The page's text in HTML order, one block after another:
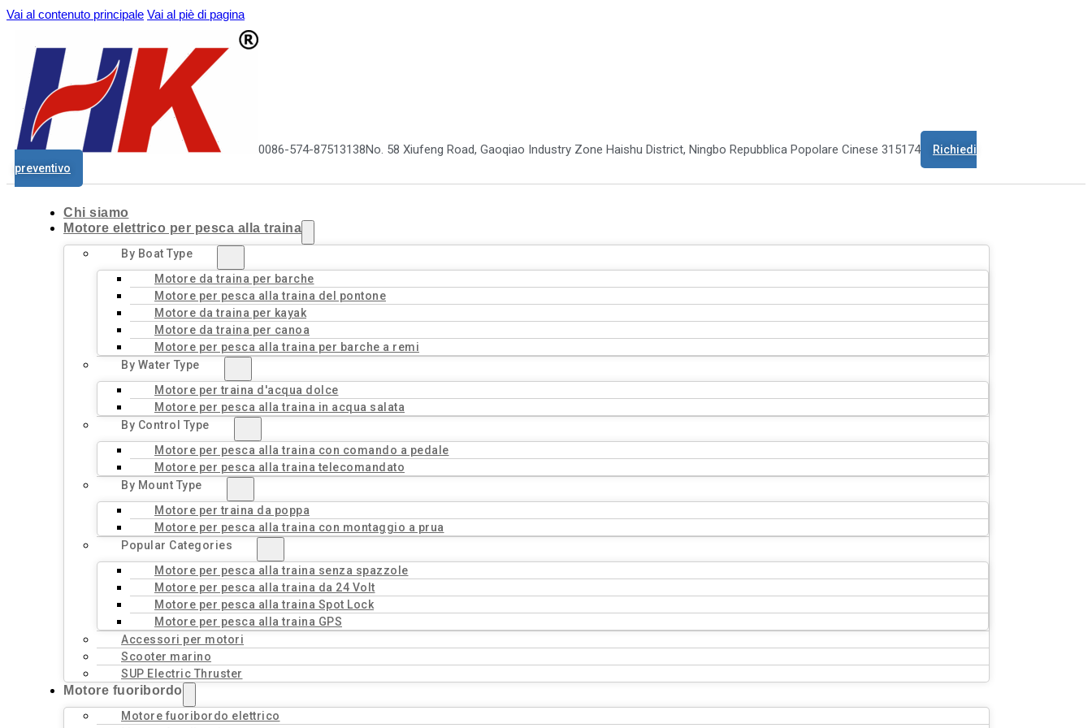
Vai al contenuto principale Vai al piè di pagina
0086-574-87513138No. 58 Xiufeng Road, Gaoqiao Industry Zone Haishu District, Ningbo Repubblica Popolare Cinese 315174
Richiedi
preventivo
Chi siamo
Motore elettrico per pesca alla traina
By Boat Type
Motore da traina per barche
Motore per pesca alla traina del pontone
Motore da traina per kayak
Motore da traina per canoa
Motore per pesca alla traina per barche a remi
By Water Type
Motore per traina d'acqua dolce
Motore per pesca alla traina in acqua salata
By Control Type
Motore per pesca alla traina con comando a pedale
Motore per pesca alla traina telecomandato
By Mount Type
Motore per traina da poppa
Motore per pesca alla traina con montaggio a prua
Popular Categories
Motore per pesca alla traina senza spazzole
Motore per pesca alla traina da 24 Volt
Motore per pesca alla traina Spot Lock
Motore per pesca alla traina GPS
Accessori per motori
Scooter marino
SUP Electric Thruster
Motore fuoribordo
Motore fuoribordo elettrico